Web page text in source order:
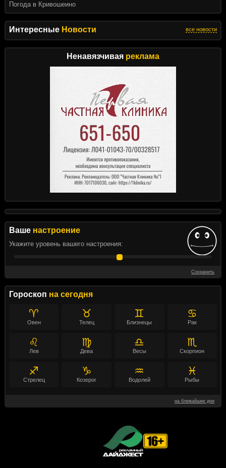
Интересные Новости все новости
Ненавязчивая реклама
Ваше настроение
Укажите уровень вашего настроения:
Сохранить
Гороскоп на сегодня
♈
Овен
♉
Телец
♊
Близнецы
♋
Рак
♌
Лев
♍
Дева
♎
Весы
♏
Скорпион
♐
Стрелец
♑
Козерог
♒
Водолей
♓
Рыбы
на ближайшие дни
Погода в Кривошеино